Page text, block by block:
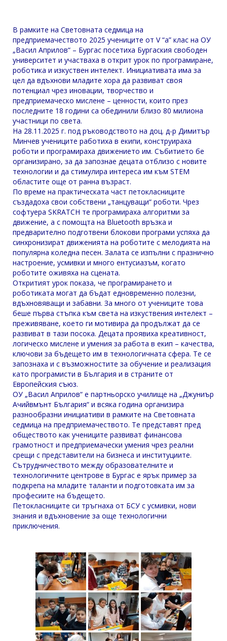
В рамките на Световната седмица на
предприемачеството 2025 учениците от V “а” клас на ОУ
„Васил Априлов“ – Бургас посетиха Бургаския свободен
университет и участваха в открит урок по програмиране,
роботика и изкуствен интелект. Инициативата има за
цел да вдъхнови младите хора да развиват своя
потенциал чрез иновации, творчество и
предприемаческо мислене – ценности, които през
последните 18 години са обединили близо 80 милиона
участници по света.
На 28.11.2025 г. под ръководството на доц. д-р Димитър
Минчев учениците работиха в екипи, конструираха
роботи и програмираха движението им. Събитието бе
организирано, за да запознае децата отблизо с новите
технологии и да стимулира интереса им към STEM
областите още от ранна възраст.
По време на практическата част петокласниците
създадоха свои собствени „танцуващи“ роботи. Чрез
софтуера SKRATCH те програмираха алгоритми за
движение, а с помощта на Bluetooth връзка и
предварително подготвени блокови програми успяха да
синхронизират движенията на роботите с мелодията на
популярна коледна песен. Залата се изпълни с празнично
настроение, усмивки и много ентусиазъм, когато
роботите оживяха на сцената.
Откритият урок показа, че програмирането и
роботиката могат да бъдат едновременно полезни,
вдъхновяващи и забавни. За много от учениците това
беше първа стъпка към света на изкуствения интелект –
преживяване, което ги мотивира да продължат да се
развиват в тази посока. Децата проявиха креативност,
логическо мислене и умения за работа в екип – качества,
ключови за бъдещето им в технологичната сфера. Те се
запознаха и с възможностите за обучение и реализация
като програмисти в България и в страните от
Европейския съюз.
ОУ „Васил Априлов“ е партньорско училище на „Джуниър
Ачийвмънт България“ и всяка година организира
разнообразни инициативи в рамките на Световната
седмица на предприемачеството. Те представят пред
обществото как учениците развиват финансова
грамотност и предприемачески умения чрез реални
срещи с представители на бизнеса и институциите.
Сътрудничеството между образователните и
технологичните центрове в Бургас е ярък пример за
подкрепа на младите таланти и подготовката им за
професиите на бъдещето.
Петокласниците си тръгнаха от БСУ с усмивки, нови
знания и вдъхновение за още технологични
приключения.